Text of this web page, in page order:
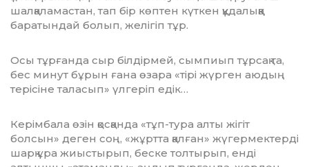
шалқаламастан, тап бір көптен күт­кен құдалыққа
баратындай болып, желігіп тұр.
Осы тұрғанда сыр білдірмей, сы­м­­пиып тұрсақ та,
бес минут бұрын ғана өзара «тірі жүрген аюдың
тері­сіне таласып» үлгеріп едік…
Керімбала өзін қосқанда «тұп-тура алты жігіт
болсын» деген соң, «жұртта қалған» жүгермектерді
шарқ ұра жиыстырып, беске толтырып, ен­ді